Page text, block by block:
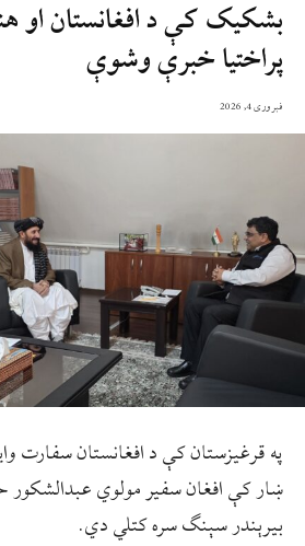
بشکیک کې د افغانستان او
پراختیا خبرې وشوې
فبروری 4, 2026
په قرغیزستان کې د افغانستان سفارت
ښار کې افغان سفير مولوي عبدالشکور
بیرېندر سېنګ سره کتلي دي.